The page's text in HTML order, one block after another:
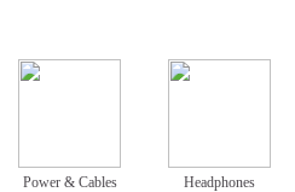
Power & Cables Headphones